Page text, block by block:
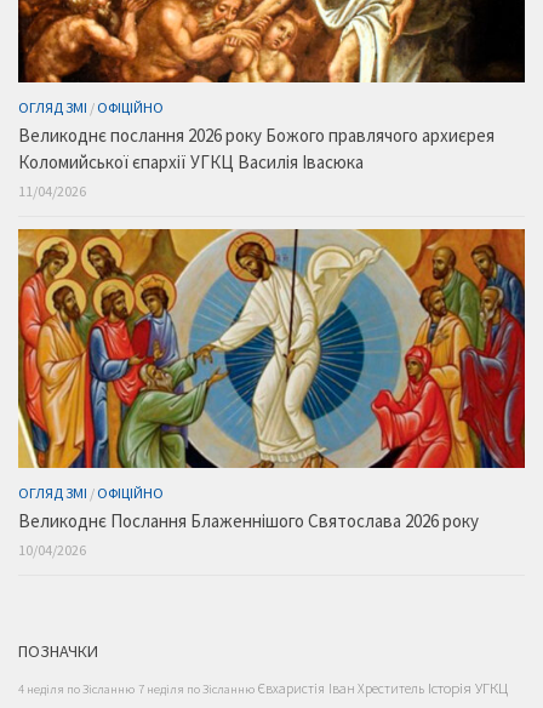
ОГЛЯД ЗМІ / ОФІЦІЙНО
Великоднє послання 2026 року Божого правлячого архиєрея
Коломийської єпархії УГКЦ Василія Івасюка
11/04/2026
ОГЛЯД ЗМІ / ОФІЦІЙНО
Великоднє Послання Блаженнішого Святослава 2026 року
10/04/2026
ПОЗНАЧКИ
4 неділя по Зісланню 7 неділя по Зісланню Євхаристія Іван Хреститель Історія УГКЦ